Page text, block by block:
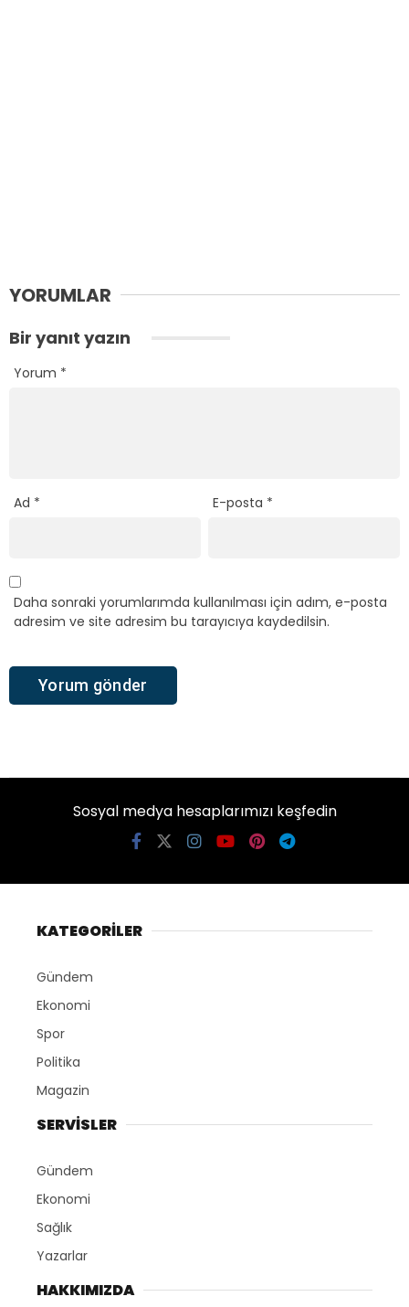
YORUMLAR
Bir yanıt yazın
Yorum *
Ad * E-posta *
Daha sonraki yorumlarımda kullanılması için adım, e-posta
adresim ve site adresim bu tarayıcıya kaydedilsin.
Sosyal medya hesaplarımızı keşfedin
KATEGORİLER
Gündem
Ekonomi
Spor
Politika
Magazin
SERVİSLER
Gündem
Ekonomi
Sağlık
Yazarlar
HAKKIMIZDA